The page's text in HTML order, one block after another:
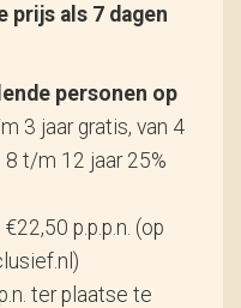
prijs als 7 dagen
personen op
3 jaar gratis, van 4
t/m 12 jaar 25%
€22,50 p.p.p.n. (op
ter plaatse te